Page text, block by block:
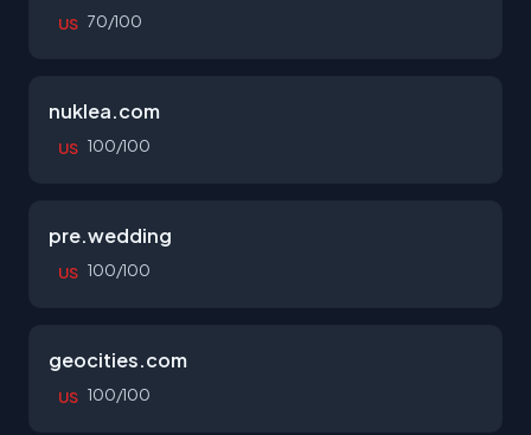
US 70/100
nuklea.com
US 100/100
pre.wedding
US 100/100
geocities.com
US 100/100